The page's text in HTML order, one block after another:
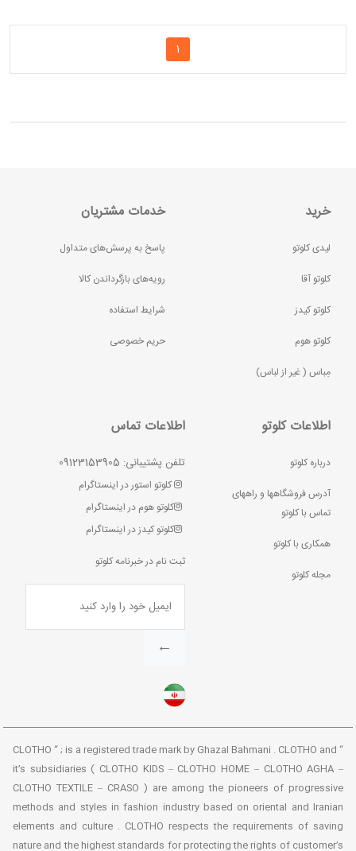
1
خرید
لیدی کلوتو
کلوتو آقا
کلوتو کیدز
کلوتو هوم
مِباس ( غير از لباس)
خدمات مشتریان
پاسخ به پرسش‌های متداول
رویه‌های بازگرداندن کالا
شرایط استفاده
حریم خصوصی
اطلاعات کلوتو
درباره کلوتو
آدرس فروشگاهها و راههای
تماس با کلوتو
همکاری با کلوتو
مجله کلوتو
اطلاعات تماس
تلفن پشتیبانی: 09123153905
کلوتو استور در اینستاگرام
کلوتو هوم در اینستاگرام
کلوتو کیدز در اینستاگرام
ثبت نام در خبرنامه کلوتو
←
“ CLOTHO “ ; is a registered trade mark by Ghazal Bahmani . CLOTHO and
it’s subsidiaries ( CLOTHO KIDS – CLOTHO HOME – CLOTHO AGHA –
CLOTHO TEXTILE – CRASO ) are among the pioneers of progressive
methods and styles in fashion industry based on oriental and Iranian
elements and culture . CLOTHO respects the requirements of saving
nature and the highest standards for protecting the rights of customer’s